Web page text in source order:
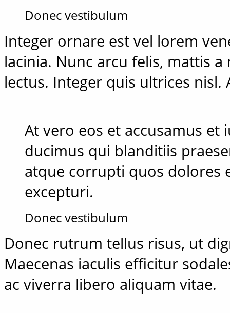
Donec vestibulum
Integer ornare est vel lorem
lacinia. Nunc arcu felis, mattis
lectus. Integer quis ultrices nisl.
At vero eos et accusamus et
ducimus qui blanditiis
atque corrupti quos dolores
excepturi.
Donec vestibulum
Donec rutrum tellus risus, ut
Maecenas iaculis efficitur
ac viverra libero aliquam vitae.